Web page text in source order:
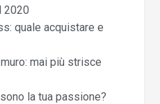
2020
quale acquistare e
mai più strisce
la tua passione?